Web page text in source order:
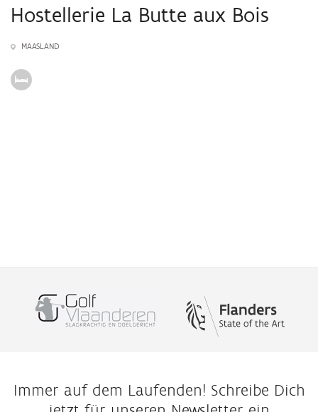
Hostellerie La Butte aux Bois
MAASLAND
Immer auf dem Laufenden! Schreibe Dich